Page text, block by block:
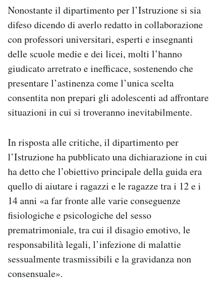
Nonostante il dipartimento per l’Istruzione si sia
difeso dicendo di averlo redatto in collaborazione
con professori universitari, esperti e insegnanti
delle scuole medie e dei licei, molti l’hanno
giudicato arretrato e inefficace, sostenendo che
presentare l’astinenza come l’unica scelta
consentita non prepari gli adolescenti ad affrontare
situazioni in cui si troveranno inevitabilmente.
In risposta alle critiche, il dipartimento per
l’Istruzione ha pubblicato una dichiarazione in cui
ha detto che l’obiettivo principale della guida era
quello di aiutare i ragazzi e le ragazze tra i 12 e i
14 anni «a far fronte alle varie conseguenze
fisiologiche e psicologiche del sesso
prematrimoniale, tra cui il disagio emotivo, le
responsabilità legali, l’infezione di malattie
sessualmente trasmissibili e la gravidanza non
consensuale».